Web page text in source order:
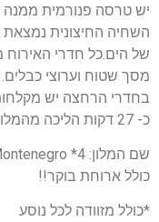
יש טרסה פנורמית ממנה
השחיה החיצונית
של הים.כל חדרי האירוח
מסך שטוח וערוצי כבלים.
בחדרי הרחצה יש
כ- 27 דקות הליכה מהמלון!
שם המלון: 4* Eurostars Queen of Montenegro
כולל ארוחת בוקר!!
*כולל מזוודה לכל נוסע